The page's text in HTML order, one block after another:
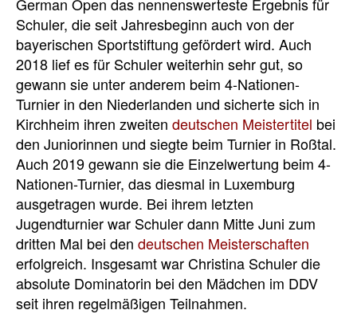
Schuler, die seit Jahresbeginn auch von der
bayerischen Sportstiftung gefördert wird. Auch
2018 lief es für Schuler weiterhin sehr gut, so
gewann sie unter anderem beim 4-Nationen-
Turnier in den Niederlanden und sicherte sich in
Kirchheim ihren zweiten deutschen Meistertitel bei
den Juniorinnen und siegte beim Turnier in Roßtal.
Auch 2019 gewann sie die Einzelwertung beim 4-
Nationen-Turnier, das diesmal in Luxemburg
ausgetragen wurde. Bei ihrem letzten
Jugendturnier war Schuler dann Mitte Juni zum
dritten Mal bei den deutschen Meisterschaften
erfolgreich. Insgesamt war Christina Schuler die
absolute Dominatorin bei den Mädchen im DDV
seit ihren regelmäßigen Teilnahmen.